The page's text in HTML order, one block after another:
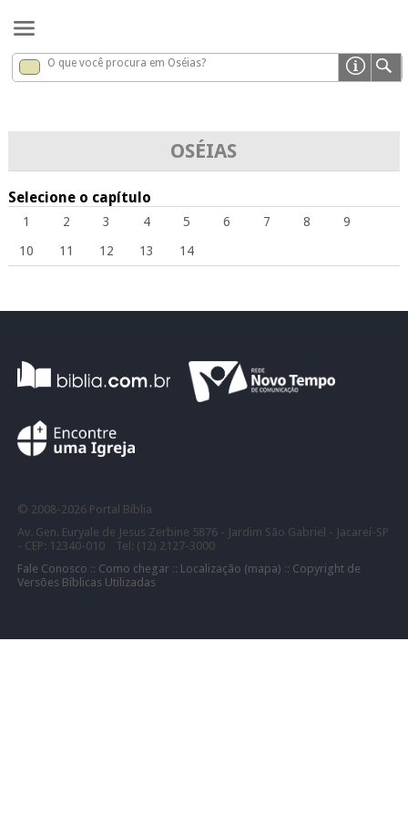
Oséias x
O que você procura em Oséias?
OSÉIAS
Selecione o capítulo
1 2 3 4 5 6 7 8
9
10
11 12 13 14
© 2008- 2026 Portal Bíblia
Av. Gen. Euryale de Jesus Zerbine 5876 - Jardim São Gabriel - Jacareí-SP
- CEP: 12340-010 Tel: (12) 2127-3000
Fale Conosco :: Como chegar:: Localização (mapa) :: Copyright de
Versões Bíblicas Utilizadas